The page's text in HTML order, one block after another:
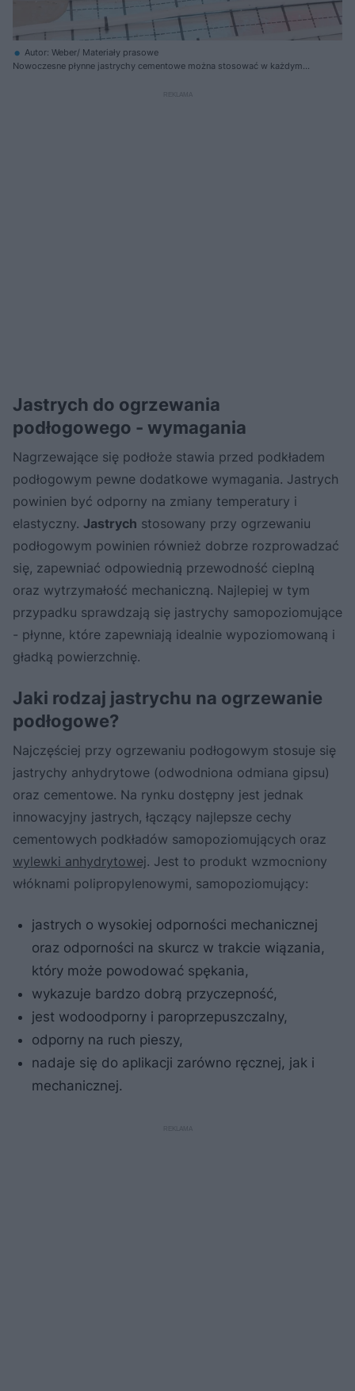
Autor: Weber/ Materiały prasowe
Nowoczesne płynne jastrychy cementowe można stosować w każdym
Jastrych do ogrzewania
podłogowego - wymagania
Nagrzewające się podłoże stawia przed podkładem
podłogowym pewne dodatkowe wymagania. Jastrych
powinien być odporny na zmiany temperatury i
elastyczny. Jastrych stosowany przy ogrzewaniu
podłogowym powinien również dobrze rozprowadzać
się, zapewniać odpowiednią przewodność cieplną
oraz wytrzymałość mechaniczną. Najlepiej w tym
przypadku sprawdzają się jastrychy samopoziomujące
- płynne, które zapewniają idealnie wypoziomowaną i
gładką powierzchnię.
Jaki rodzaj jastrychu na ogrzewanie
podłogowe?
Najczęściej przy ogrzewaniu podłogowym stosuje się
jastrychy anhydrytowe (odwodniona odmiana gipsu)
oraz cementowe. Na rynku dostępny jest jednak
innowacyjny jastrych, łączący najlepsze cechy
cementowych podkładów samopoziomujących oraz
wylewki anhydrytowej. Jest to produkt wzmocniony
włóknami polipropylenowymi, samopoziomujący:
jastrych o wysokiej odporności mechanicznej
oraz odporności na skurcz w trakcie wiązania,
który może powodować spękania,
wykazuje bardzo dobrą przyczepność,
jest wodoodporny i paroprzepuszczalny,
odporny na ruch pieszy,
nadaje się do aplikacji zarówno ręcznej, jak i
mechanicznej.